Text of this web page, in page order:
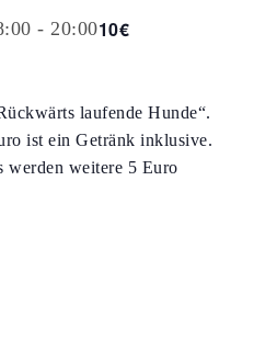
- 20:0010€
laufende Hunde“.
ist ein Getränk inklusive.
werden weitere 5 Euro